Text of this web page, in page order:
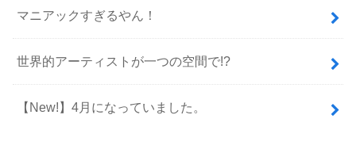
マニアックすぎるやん！
世界的アーティストが一つの空間で!?
【New!】4月になっていました。